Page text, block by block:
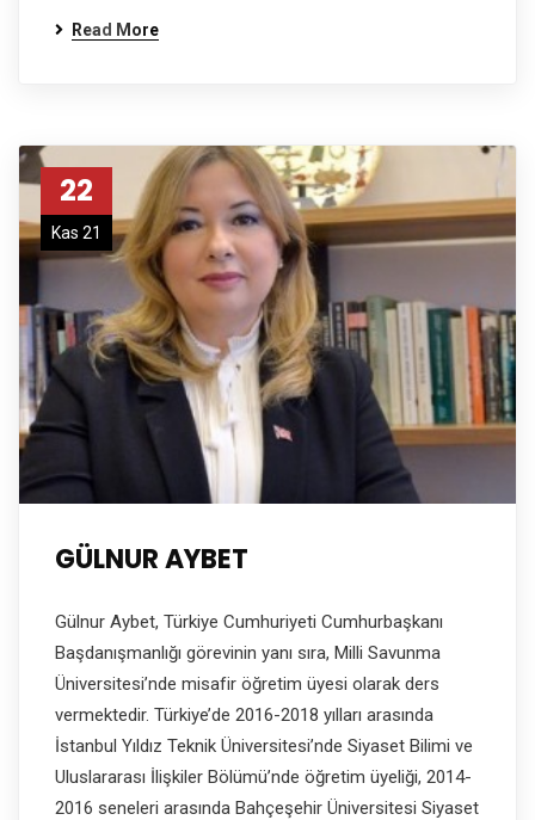
Read More
22
Kas 21
GÜLNUR AYBET
Gülnur Aybet, Türkiye Cumhuriyeti Cumhurbaşkanı
Başdanışmanlığı görevinin yanı sıra, Milli Savunma
Üniversitesi’nde misafir öğretim üyesi olarak ders
vermektedir. Türkiye’de 2016-2018 yılları arasında
İstanbul Yıldız Teknik Üniversitesi’nde Siyaset Bilimi ve
Uluslararası İlişkiler Bölümü’nde öğretim üyeliği, 2014-
2016 seneleri arasında Bahçeşehir Üniversitesi Siyaset